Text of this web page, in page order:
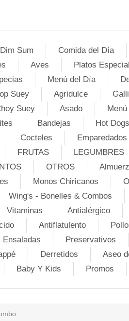
Dim Sum Comida del Día
Aves Platos
Menú del Día
Suey Agridulce
Suey Asado
Bandejas Hot Dogs
Cocteles
FRUTAS LEGUMBRES
OTROS
Monos Chiricanos
Wing's - Bonelles & Combos
Vitaminas Antialérgico
Antiflatulento
Ensaladas Preservativos
Derretidos Aseo
Baby Y Kids
Promos